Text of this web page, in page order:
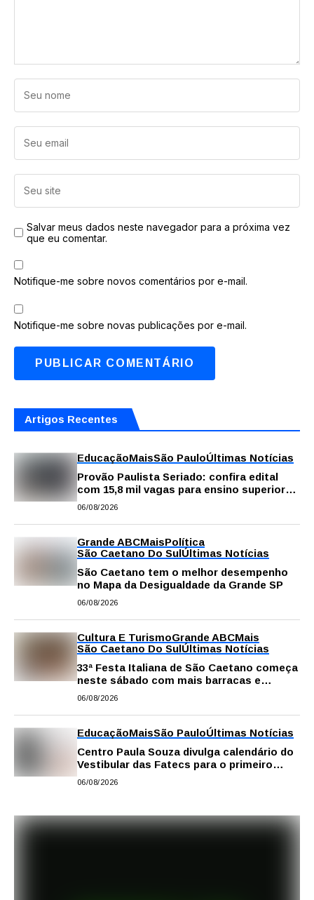
Salvar meus dados neste navegador para a próxima vez
que eu comentar.
Notifique-me sobre novos comentários por e-mail.
Notifique-me sobre novas publicações por e-mail.
Artigos Recentes
EducaçãoMaisSão PauloÚltimas Notícias
Provão Paulista Seriado: confira edital
com 15,8 mil vagas para ensino superior
público
06/08/2026
Grande ABCMaisPolítica
São Caetano Do SulÚltimas Notícias
São Caetano tem o melhor desempenho
no Mapa da Desigualdade da Grande SP
06/08/2026
Cultura E TurismoGrande ABCMais
São Caetano Do SulÚltimas Notícias
33ª Festa Italiana de São Caetano começa
neste sábado com mais barracas e
novidades em decoração e atrações
06/08/2026
EducaçãoMaisSão PauloÚltimas Notícias
Centro Paula Souza divulga calendário do
Vestibular das Fatecs para o primeiro
semestre de 2027
06/08/2026